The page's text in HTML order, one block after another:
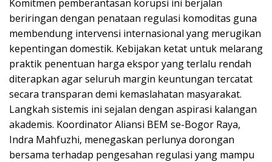
Komitmen pemberantasan korupsi ini berjalan
beriringan dengan penataan regulasi komoditas guna
membendung intervensi internasional yang merugikan
kepentingan domestik. Kebijakan ketat untuk melarang
praktik penentuan harga ekspor yang terlalu rendah
diterapkan agar seluruh margin keuntungan tercatat
secara transparan demi kemaslahatan masyarakat.
Langkah sistemis ini sejalan dengan aspirasi kalangan
akademis. Koordinator Aliansi BEM se-Bogor Raya,
Indra Mahfuzhi, menegaskan perlunya dorongan
bersama terhadap pengesahan regulasi yang mampu